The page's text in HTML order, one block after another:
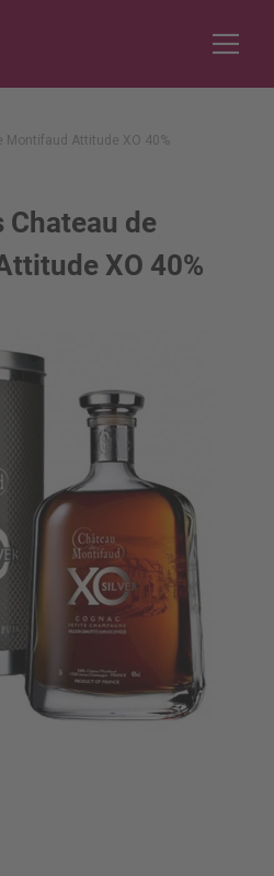
Montifaud Attitude XO 40%
Chateau de
XO 40%